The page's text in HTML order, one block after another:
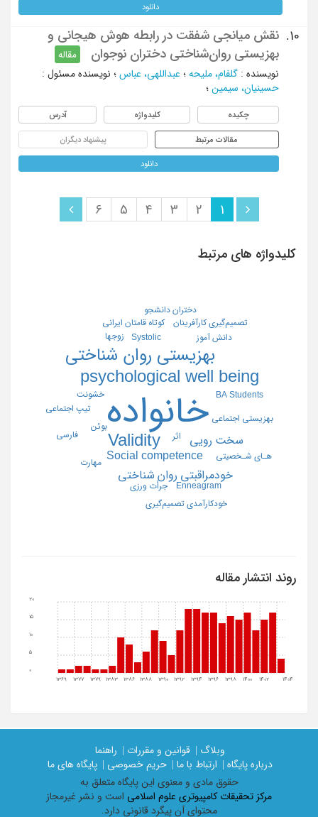
دانلود
10.
نقش میانجی شفقت در رابطه هوش هیجانی و
بهزیستی روان‌شناختی دختران نوجوان
مقاله
نویسنده : گلفام، ملیحه ؛ عبداللهی، عباس ؛ نویسنده مسئول :
حسینیان، سیمین ؛
چکیده کلیدواژه آدرس
مقالات مرتبط پیشنهاد دیگران
دانلود
1
2
3
4
5
6
کلیدواژه های مرتبط
خانواده
psychological well being
Validity
بهزیستی روان شناختی
Social competence
خودمراقبتی روان شناختی
سخت رویی
BA Students
Systolic
بهزیستی اجتماعی
جرأت ورزی
خشونت
دانش آموز
کوتاه قامتان ایرانی
Enneagram
اثر
بوئن
تصمیم‌گیری کارآفرینان
تیپ اجتماعی
خودکارآمدی تصمیم‌گیری
دختران دانشجو
زوجها
فارسی
مهارت
هـای شـخصیتی
روند انتشار مقاله
1369 1377 1379 1383 1386 1388 1390 1392 1394 1396 1398 1400 1402 1404
0
5
10
15
20
وبلاگ | قوانین و مقررات |
راهنما
درباره پایگاه |
ارتباط با ما | حریم خصوصی |
پایگاه های ما
حقوق مادی و معنوی اين پايگاه متعلق به
مرکز تحقیقات کامپیوتری علوم اسلامی است و نشر غیرمجاز
محتوای آن پیگرد قانونی دارد.